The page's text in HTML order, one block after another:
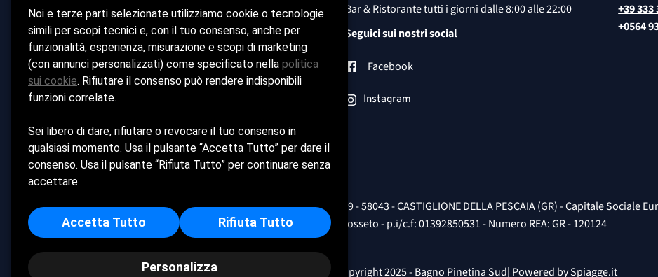
La Spiaggia
Bar &
Ristorante
Galleria
Contatti
Cookie Policy
Privacy Policy
Bar & Ristorante tutti i giorni dalle 8:00 alle 22:00
Seguici sui nostri social
Facebook
Instagram
+39 333
+0564
Iride e Oreste SRL - Sede Legale: CORSO DELLA LIBERTA' 49 - 58043 - CASTIGLIONE DELLA PESCAIA (GR) - Capitale
Grosseto - p.i/c.f: 01392850531 - Numero REA: GR - 120124
© Copyright 2025 - Bagno Pinetina Sud| Powered bySpiagge.it
Noi e terze parti selezionate utilizziamo cookie o tecnologie
simili per scopi tecnici e, con il tuo consenso, anche per
funzionalità, esperienza, misurazione e scopi di marketing
(con annunci personalizzati) come specificato nella politica
sui cookie. Rifiutare il consenso può rendere indisponibili
funzioni correlate.
Sei libero di dare, rifiutare o revocare il tuo consenso in
qualsiasi momento. Usa il pulsante “Accetta Tutto” per dare il
consenso. Usa il pulsante “Rifiuta Tutto” per continuare senza
accettare.
Accetta Tutto Rifiuta Tutto
Personalizza